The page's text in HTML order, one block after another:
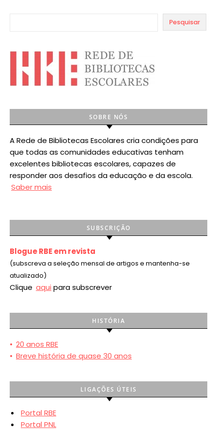
Pesquisar
SOBRE NÓS
A Rede de Bibliotecas Escolares cria condições para
que todas as comunidades educativas tenham
excelentes bibliotecas escolares, capazes de
responder aos desafios da educação e da escola.
Saber mais
SUBSCRIÇÃO
Blogue RBE em revista
(subscreva a seleção mensal de artigos e mantenha-se
atualizado)
Clique aqui para subscrever
HISTÓRIA
• 20 anos RBE
• Breve história de quase 30 anos
LIGAÇÕES ÚTEIS
Portal RBE
Portal PNL